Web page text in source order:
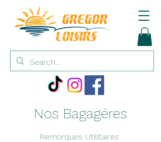
Nos Bagagéres
Remorques Utilitaires